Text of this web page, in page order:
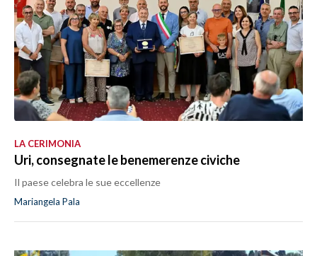
LA CERIMONIA
Uri, consegnate le benemerenze civiche
Il paese celebra le sue eccellenze
Mariangela Pala